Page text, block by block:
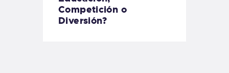
Competición o
Diversión?